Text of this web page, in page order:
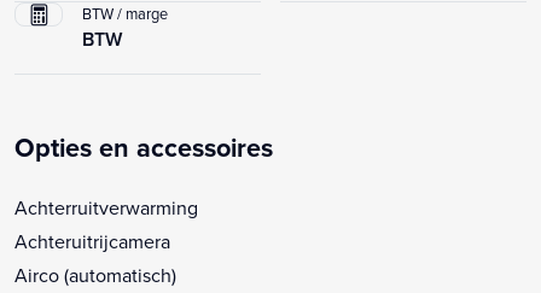
BTW / marge
BTW
Opties en accessoires
Achterruitverwarming
Achteruitrijcamera
Airco (automatisch)